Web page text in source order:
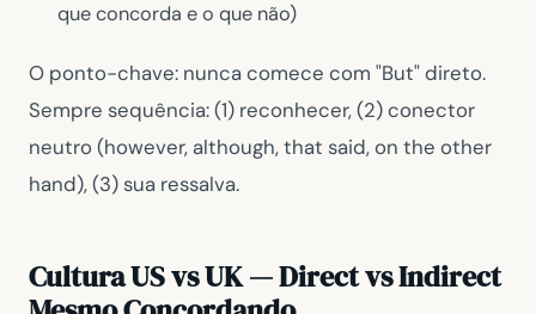
que concorda e o que não)
O ponto-chave: nunca comece com "But"direto.
Sempre sequência: (1) reconhecer, (2) conector
neutro (however, although, that said, on the other
hand), (3) sua ressalva.
Cultura US vs UK — Direct vs Indirect